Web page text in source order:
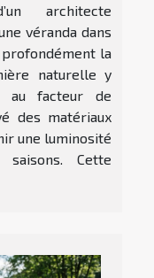
architecte
véranda dans
la
naturelle y
au facteur de
des matériaux
une luminosité
Cette